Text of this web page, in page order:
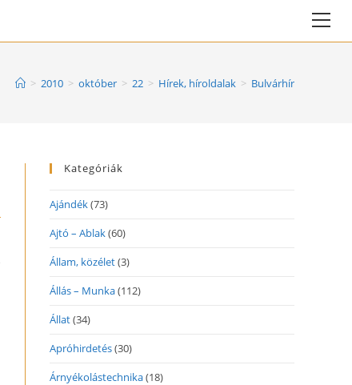
> 2010 > október > 22 > Hírek, híroldalak > Bulvárhír
Kategóriák
Ajándék(73)
Ajtó – Ablak(60)
Állam, közélet(3)
Állás – Munka(112)
Állat(34)
Apróhirdetés(30)
Árnyékolástechnika(18)